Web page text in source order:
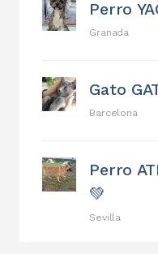
Perro
Granada
Gato
Barcelona
Perro
💚
Sevilla